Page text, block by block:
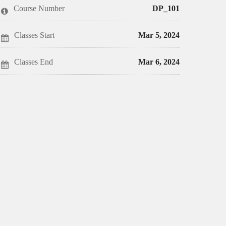
enrolled
course
enrolled
this
course
Course Number DP_101
Classes Start Mar 5, 2024
Classes End Mar 6, 2024